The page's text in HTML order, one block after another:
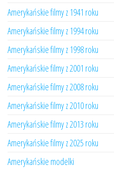
Amerykańskie filmy z 1941 roku
Amerykańskie filmy z 1994 roku
Amerykańskie filmy z 1998 roku
Amerykańskie filmy z 2001 roku
Amerykańskie filmy z 2008 roku
Amerykańskie filmy z 2010 roku
Amerykańskie filmy z 2013 roku
Amerykańskie filmy z 2025 roku
Amerykańskie modelki